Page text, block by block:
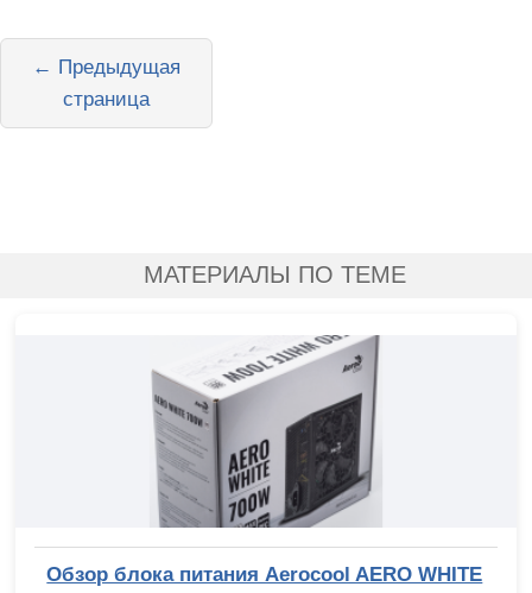
← Предыдущая
страница
МАТЕРИАЛЫ ПО ТЕМЕ
Обзор блока питания Aerocool AERO WHITE